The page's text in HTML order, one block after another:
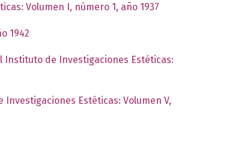
Volumen I, número 1, año 1937
1942
Instituto de Investigaciones Estéticas:
Estéticas: Volumen V,